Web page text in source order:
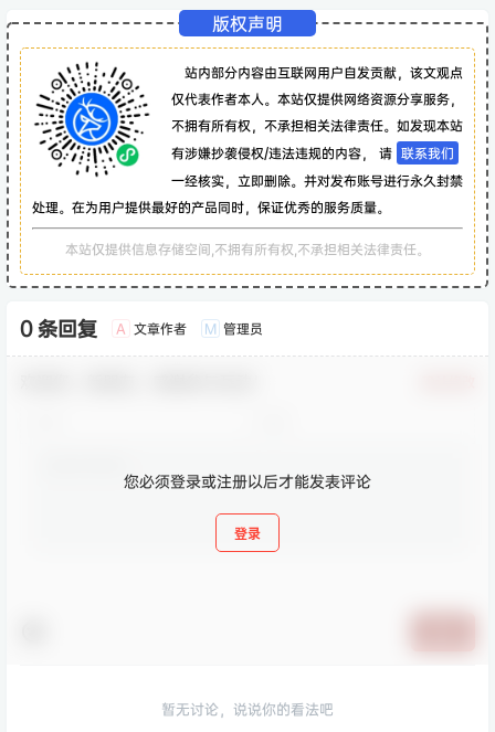
版权声明
站内部分内容由互联网用户自发贡献，该文观点
仅代表作者本人。本站仅提供网络资源分享服务，
不拥有所有权，不承担相关法律责任。如发现本站
有涉嫌抄袭侵权/违法违规的内容， 请 联系我们
一经核实，立即删除。并对发布账号进行永久封禁
处理。在为用户提供最好的产品同时，保证优秀的服务质量。
本站仅提供信息存储空间,不拥有所有权,不承担相关法律责任。
0 条回复 A 文章作者 M 管理员
您必须登录或注册以后才能发表评论
登录
暂无讨论，说说你的看法吧